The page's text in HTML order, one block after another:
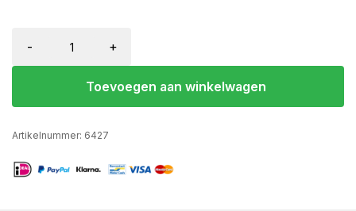
- +
Toevoegen aan winkelwagen
Artikelnummer: 6427